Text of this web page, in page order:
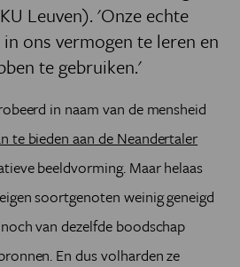
Leuven). 'Onze echte
ons vermogen te leren en
te gebruiken.'
in naam van de mensheid
te bieden aan de Neandertaler
beeldvorming. Maar helaas
soortgenoten weinig geneigd
van dezelfde boodschap
En dus volharden ze